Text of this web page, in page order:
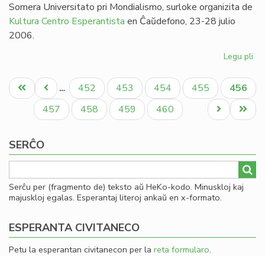
Somera Universitato pri Mondialismo, surloke organizita de
Kultura Centro Esperantista en Ĉaŭdefono, 23-28 julio
2006.
Legu pli
pri
Pagination
Unua
paĝo
Antaŭa
paĝo
… Paĝo
452 Paĝo
453 Paĝo
454 Paĝo
455
Aktuala
paĝo
456
Paĝo
457 Paĝo
458 Paĝo
459 Paĝo
460
Last
page
Next
page
SERĈO
Serĉu per (fragmento de) teksto aŭ HeKo-kodo. Minuskloj kaj
majuskloj egalas. Esperantaj literoj ankaŭ en x-formato.
ESPERANTA CIVITANECO
Petu la esperantan civitanecon per la reta formularo.